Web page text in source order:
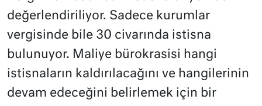
değerlendiriliyor. Sadece kurumlar
vergisinde bile 30 civarında istisna
bulunuyor. Maliye bürokrasisi hangi
istisnaların kaldırılacağını ve hangilerinin
devam edeceğini belirlemek için bir